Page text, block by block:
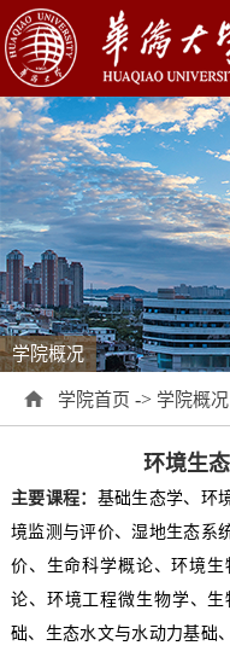
学院概况
学院首页 -> 学院概况
环境生
主要课程： 基础生态学、环
境监测与评价、湿地生态系
价、生命科学概论、环境生
论、环境工程微生物学、
础、生态水文与水动力基础